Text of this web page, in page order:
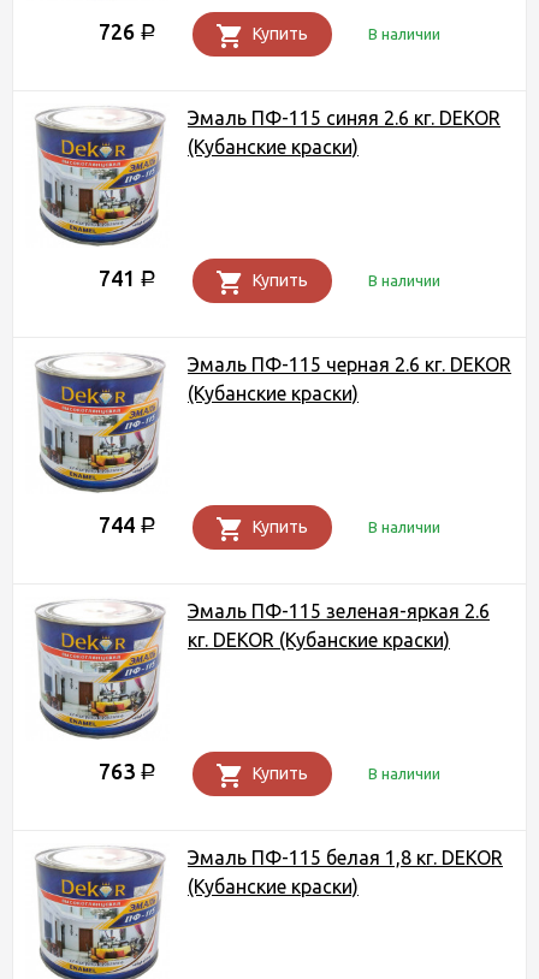
726 Р Купить В наличии
Эмаль ПФ-115 синяя 2.6 кг. DEKOR
(Кубанские краски)
741 Р Купить В наличии
Эмаль ПФ-115 черная 2.6 кг. DEKOR
(Кубанские краски)
744 Р Купить В наличии
Эмаль ПФ-115 зеленая-яркая 2.6
кг. DEKOR (Кубанские краски)
763 Р Купить В наличии
Эмаль ПФ-115 белая 1,8 кг. DEKOR
(Кубанские краски)